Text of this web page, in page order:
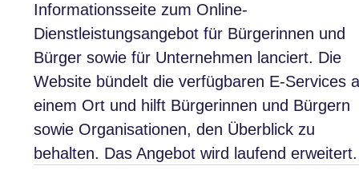
Informationsseite zum Online-
Dienstleistungsangebot für Bürgerinnen und
Bürger sowie für Unternehmen lanciert. Die
Website bündelt die verfügbaren E-Services
einem Ort und hilft Bürgerinnen und Bürgern
sowie Organisationen, den Überblick zu
behalten. Das Angebot wird laufend erweitert.